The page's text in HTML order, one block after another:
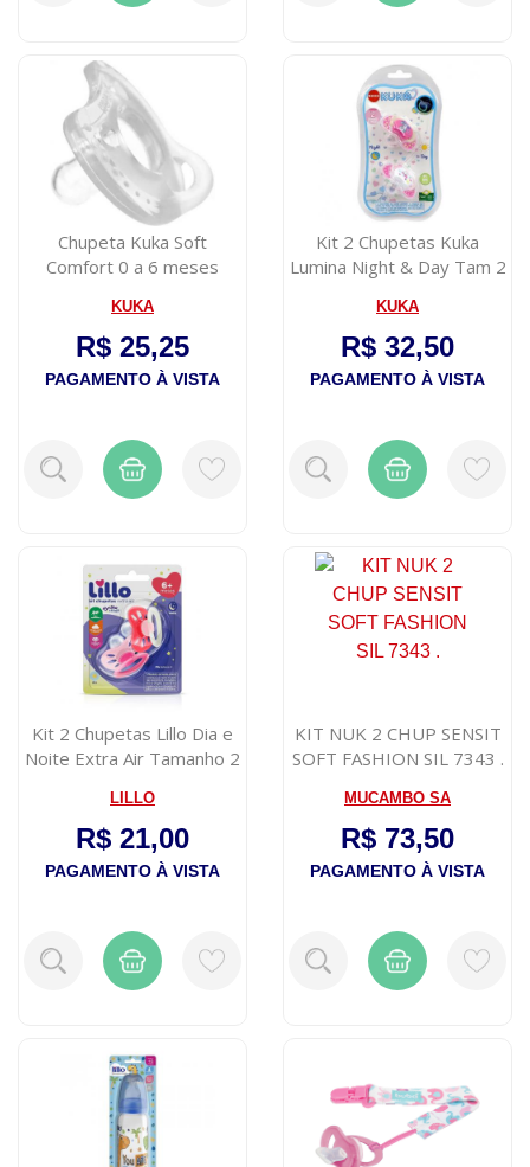
Chupeta Kuka Soft
Comfort 0 a 6 meses
KUKA
R$ 25,25
PAGAMENTO À VISTA
Kit 2 Chupetas Kuka
Lumina Night & Day Tam 2
KUKA
R$ 32,50
PAGAMENTO À VISTA
Kit 2 Chupetas Lillo Dia e
Noite Extra Air Tamanho 2
LILLO
R$ 21,00
PAGAMENTO À VISTA
KIT NUK 2 CHUP SENSIT
SOFT FASHION SIL 7343 .
MUCAMBO SA
R$ 73,50
PAGAMENTO À VISTA